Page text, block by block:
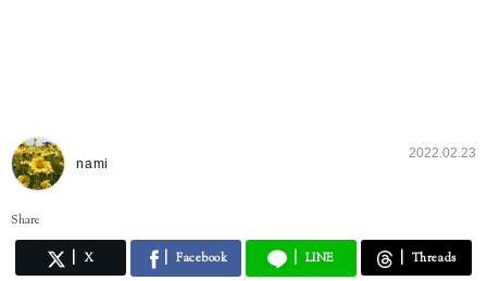
nami
2022.02.23
Share
X Facebook LINE Threads